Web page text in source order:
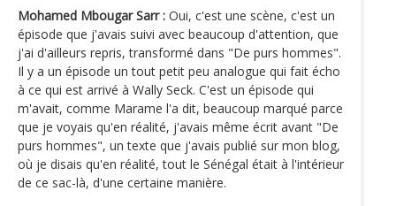
Mohamed Mbougar Sarr : Oui, c'est une scène, c'est un
épisode que j'avais suivi avec beaucoup d'attention, que
j'ai d'ailleurs repris, transformé dans "De purs hommes".
Il y a un épisode un tout petit peu analogue qui fait écho
à ce qui est arrivé à Wally Seck. C'est un épisode qui
m'avait, comme Marame l'a dit, beaucoup marqué parce
que je voyais qu'en réalité, j'avais même écrit avant "De
purs hommes", un texte que j'avais publié sur mon blog,
où je disais qu'en réalité, tout le Sénégal était à l'intérieur
de ce sac-là, d'une certaine manière.